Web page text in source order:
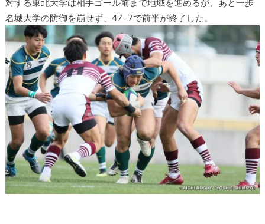
対する東北大学は相手ゴール前まで地域を進めるが、あと一歩
名城大学の防御を崩せず、47−7で前半が終了した。